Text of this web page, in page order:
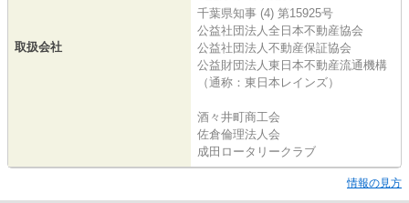
取扱会社
千葉県知事 (4) 第15925号
公益社団法人全日本不動産協会
公益社団法人不動産保証協会
公益財団法人東日本不動産流通機構
（通称：東日本レインズ）
酒々井町商工会
佐倉倫理法人会
成田ロータリークラブ
情報の見方